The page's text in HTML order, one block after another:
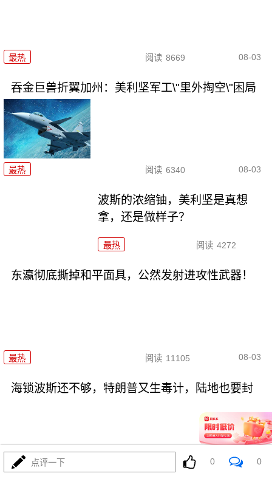
最热 阅读 8669 08-03
吞金巨兽折翼加州：美利坚军工\"里外掏空\"困局
最热 阅读 6340 08-03
波斯的浓缩铀，美利坚是真想
拿，还是做样子？
最热 阅读 4272
东瀛彻底撕掉和平面具，公然发射进攻性武器！
最热 阅读 11105 08-03
海锁波斯还不够，特朗普又生毒计，陆地也要封
最热 阅读 8508 08-03
点评一下 0 0